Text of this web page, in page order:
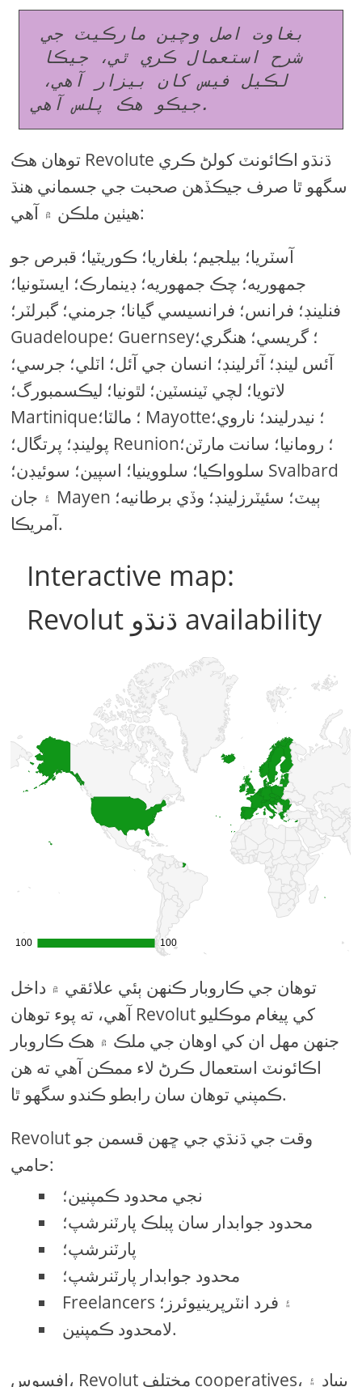
بغاوت اصل وچين مارڪيٽ جي
جيڪو هڪ پلس آهي.
توهان هڪ Revolute ڌنڌو اڪائونٽ کولڻ ڪري
سگهو ٿا صرف جيڪڏھن صحبت جي جسماني هنڌ
هيٺين ملڪن ۾ آهي:
آسٽريا؛ بيلجيم؛ بلغاريا؛ ڪوريٽيا؛ قبرص جو
جمهوريه؛ چڪ جمهوريه؛ ڊينمارڪ؛ ايسٽونيا؛
فنلينڊ؛ فرانس؛ فرانسيسي گيانا؛ جرمني؛ گبرلٽر؛
Guadeloupe؛ Guernsey؛ گريسي؛ هنگري؛
آئس لينڊ؛ آئرلينڊ؛ انسان جي آئل؛ اٽلي؛ جرسي؛
لاتويا؛ لچي ٽينسٽين؛ لٿونيا؛ ليڪسمبورگ؛
Martinique؛ مالٽا؛ Mayotte؛ نيدرليند؛ ناروي؛
پولينڊ؛ پرتگال؛ Reunion؛ رومانيا؛ سانت مارٽن؛
سلوواڪيا؛ سلووينيا؛ اسپين؛ سوئيڊن؛ Svalbard
۽ جان Mayen ٻيٽ؛ سئيٽرزلينڊ؛ وڏي برطانيه؛
آمريڪا.
Interactive map:
Revolut ڌنڌو availability
توهان جي ڪاروبار ڪنهن ٻئي علائقي ۾ داخل
آهي، ته پوء توهان Revolut کي پيغام موڪليو
جنھن مھل ان کي اوھان جي ملڪ ۾ هڪ ڪاروبار
اڪائونٽ استعمال ڪرڻ لاء ممڪن آهي ته هن
ڪمپني توهان سان رابطو ڪندو سگهو ٿا.
Revolut وقت جي ڌنڌي جي ڇهن قسمن جو
حامي:
نجي محدود ڪمپنين؛
محدود جوابدار سان پبلڪ پارٽنرشپ؛
پارٽنرشپ؛
محدود جوابدار پارٽنرشپ؛
Freelancers ۽ فرد انٽرپرينيوئرز؛
لامحدود ڪمپنين.
افسوس، Revolut مختلف cooperatives، بنياد ۽